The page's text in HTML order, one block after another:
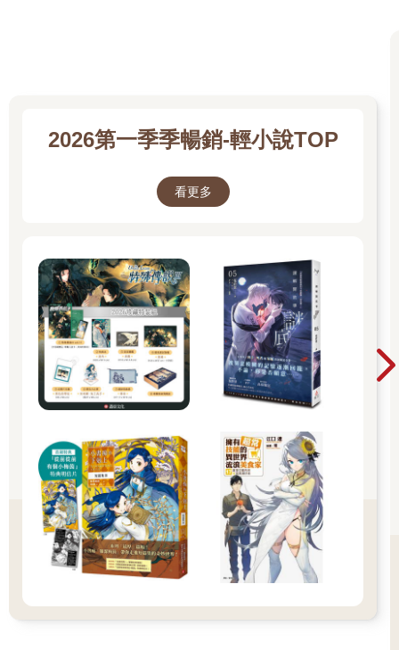
有……不對，其實有聲音，有一道很輕很輕、距離有些遠的水
聲，感覺應該是小瀑布之類的，聲音不響但明顯。
倏地，腦袋裡好像閃過點什麼，接著好幾幅畫面快速掠過。
的居所，那個被布置精緻的庭院的主人短期內已經不會再回去；
當時所有人心情都不太好，本來米納斯取回身體應該是得慶祝
的，然而出了後面的事情，加上我因為身體的問題沒有與大家多
講什麼，只想先迴避眾人，避免被發現真實狀況。
那些事後情況變得很混亂，所有人都急需找個空間沉澱情緒，或
者和某些地方聯繫，大概因為如此，所以沒人注意到我的異狀。
對，是因為身體的關係，我記得我爆漿了，接著出現超不想看到
的鬼東西，都可以說是浴室鬼片了。
我掏了掏腦子，居然想不起那之後發生了什麼事。
按照關機前最後那些畫面和氣氛，總覺得不是好事。
我繼續癱在原地，目前周圍看上去好像沒有立即危險，液體雖臭
但沒有腐蝕性、甚至有點詭異的溫暖，還可稍微放空一下腦子等
待身體度過新一波疼痛。幸好雖然很慢，但確實一點一滴逐漸緩
和下來，表明體內有在自主修復那些創傷，算是眼下不明環境裡
的好消息。
意識聊天室依舊安靜，除了永遠少去一名固定用戶，我也沒有立
刻解開魔龍的束縛，感覺他會很煩，我還莫名地不想把他弄出
來，說到底米契爾一事仍舊讓我感到不爽。
2026第一季季暢銷-輕小說TOP
看更多